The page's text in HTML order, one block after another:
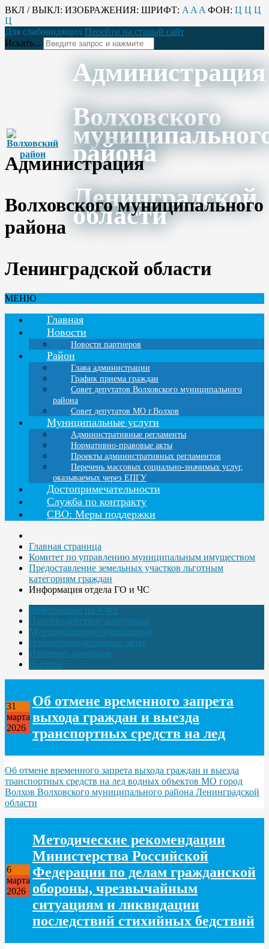
ВКЛ / ВЫКЛ: ИЗОБРАЖЕНИЯ: ШРИФТ: A A A ФОН: Ц Ц Ц
Ц
Для слабовидящих Перейти на старый сайт
Искать...
Администрация
Волховского
района
Ленинградской
области
Администрация
Волховского муниципального
района
Ленинградской области
МЕНЮ
Главная
Новости
Новости партнеров
Район
Глава администрации
График приема граждан
Совет депутатов Волховского муниципального
района
Совет депутатов МО г.Волхов
Муниципальные услуги
Административные регламенты
Нормативно-правовые акты
Проекты административных регламентов
Перечень массовых социально-значимых услуг,
оказываемых через ЕПГУ
Достопримечательности
Служба по контракту
СВО: Меры поддержки
Главная страница
Комитет по управлению муниципальным имуществом
Предоставление земельных участков льготным
категориям граждан
Информация отдела ГО и ЧС
Информация по 8-ФЗ
Противодействие коррупции
Муниципальные образования
Нормативно-правовые акты
Интернет-приёмная
Выборы
31
марта
2026
Об отмене временного запрета
выхода граждан и выезда
транспортных средств на лед
Об отмене временного запрета выхода граждан и выезда
транспортных средств на лед водных объектов МО город
Волхов Волховского муниципального района Ленинградской
области
6
марта
2026
Методические рекомендации
Министерства Российской
Федерации по делам гражданской
обороны, чрезвычайным
ситуациям и ликвидации
последствий стихийных бедствий